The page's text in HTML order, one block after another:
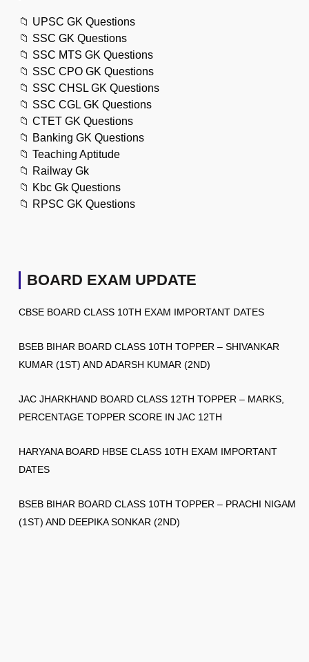
📁 UPSC GK Questions
📁 SSC GK Questions
📁 SSC MTS GK Questions
📁 SSC CPO GK Questions
📁 SSC CHSL GK Questions
📁 SSC CGL GK Questions
📁 CTET GK Questions
📁 Banking GK Questions
📁 Teaching Aptitude
📁 Railway Gk
📁 Kbc Gk Questions
📁 RPSC GK Questions
BOARD EXAM UPDATE
CBSE BOARD CLASS 10TH EXAM IMPORTANT DATES
BSEB BIHAR BOARD CLASS 10TH TOPPER – SHIVANKAR
KUMAR (1ST) AND ADARSH KUMAR (2ND)
JAC JHARKHAND BOARD CLASS 12TH TOPPER – MARKS,
PERCENTAGE TOPPER SCORE IN JAC 12TH
HARYANA BOARD HBSE CLASS 10TH EXAM IMPORTANT
DATES
BSEB BIHAR BOARD CLASS 10TH TOPPER – PRACHI NIGAM
(1ST) AND DEEPIKA SONKAR (2ND)